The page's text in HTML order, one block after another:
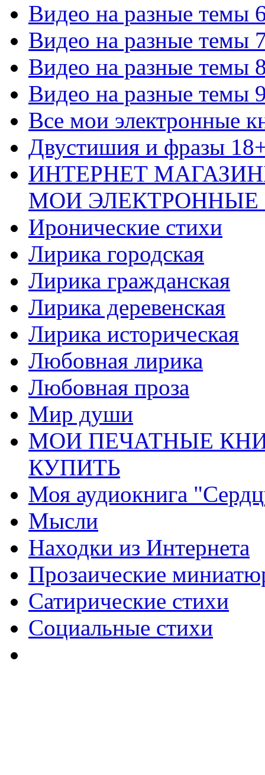
Видео на разные темы
Видео на разные темы
Видео на разные темы
Видео на разные темы
Все мои электронные
Двустишия и фразы
ИНТЕРНЕТ
МОИ ЭЛЕКТРОННЫЕ
Иронические стихи
Лирика городская
Лирика гражданская
Лирика деревенская
Лирика историческая
Любовная лирика
Любовная проза
Мир души
МОИ ПЕЧАТНЫЕ
КУПИТЬ
Моя аудиокнига
Мысли
Находки из Интернета
Прозаические
Сатирические стихи
Социальные стихи